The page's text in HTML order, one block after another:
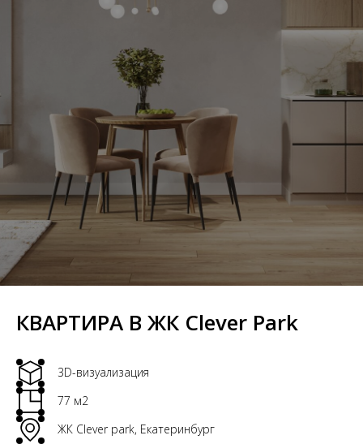
КВАРТИРА В ЖК Сlever Park
3D-визуализация
77 м2
ЖК Clever park, Екатеринбург